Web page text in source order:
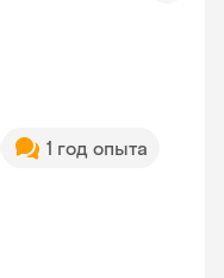
1 год опыта